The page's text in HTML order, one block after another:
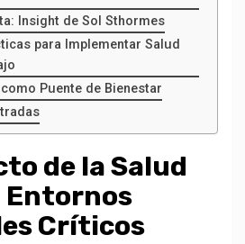
Insight de Sol Sthormes
para Implementar Salud
Puente de Bienestar
de la Salud
Entornos
Críticos